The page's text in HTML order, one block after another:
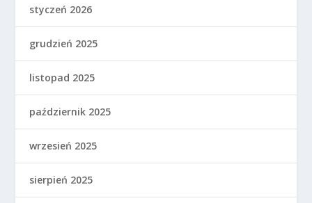
styczeń 2026
grudzień 2025
listopad 2025
październik 2025
wrzesień 2025
sierpień 2025